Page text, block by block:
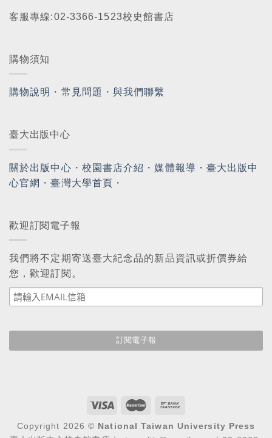
客服專線:02-3366-1523校史館書店
購物須知
購物說明 ・ 常見問題 ・與我們聯繫
臺大出版中心
關於出版中心 ・ 校園書店介紹 ・媒體報導 ・ 臺大出版中
心官網 ・臺灣大學首頁 ・
歡迎訂閱電子報
我們將不定期寄送臺大紀念品的新品資訊或折價券給
您，歡迎訂閱。
Copyright 2026 © National Taiwan University Press